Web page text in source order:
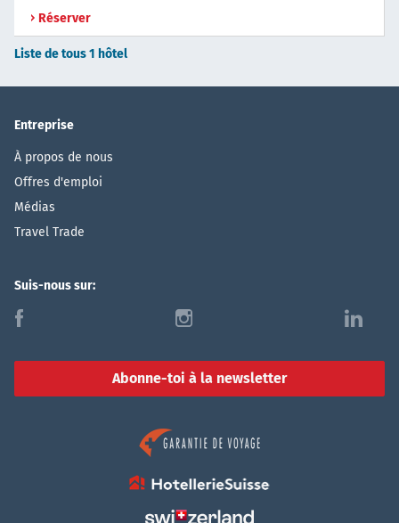
Réserver
Liste de tous 1 hôtel
Entreprise
À propos de nous
Offres d'emploi
Médias
Travel Trade
Suis-nous sur:
f i l
Abonne-toi à la newsletter